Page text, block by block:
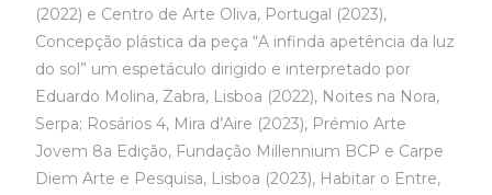
(2022) e Centro de Arte Oliva, Portugal (2023),
Concepção plástica da peça “A infinda apetência da luz
do sol” um espetáculo dirigido e interpretado por
Eduardo Molina, Zabra, Lisboa (2022), Noites na Nora,
Serpa; Rosários 4, Mira d’Aire (2023), Prémio Arte
Jovem 8a Edição, Fundação Millennium BCP e Carpe
Diem Arte e Pesquisa, Lisboa (2023), Habitar o Entre,